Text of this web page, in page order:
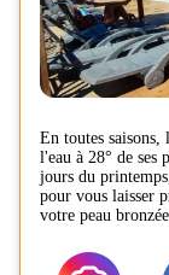
En toutes
l'eau à 28° de ses
jours du
pour vous laisser
votre peau bronzée.